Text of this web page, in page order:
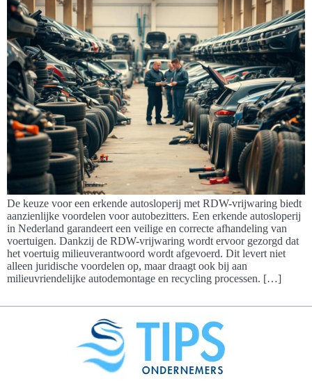
De keuze voor een erkende autosloperij met RDW-vrijwaring biedt
aanzienlijke voordelen voor autobezitters. Een erkende autosloperij
in Nederland garandeert een veilige en correcte afhandeling van
voertuigen. Dankzij de RDW-vrijwaring wordt ervoor gezorgd dat
het voertuig milieuverantwoord wordt afgevoerd. Dit levert niet
alleen juridische voordelen op, maar draagt ook bij aan
milieuvriendelijke autodemontage en recycling processen. […]